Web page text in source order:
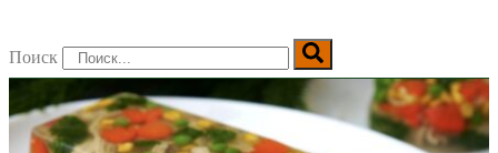
Поиск